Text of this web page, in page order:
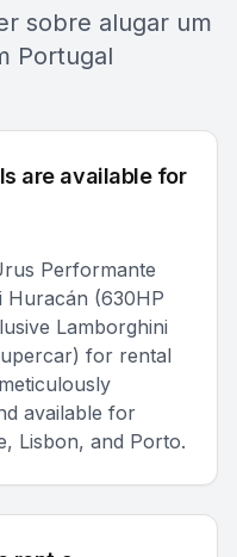
sobre alugar um
Portugal
are available for
Performante
Huracán (630HP
Lamborghini
for rental
available for
Lisbon, and Porto.